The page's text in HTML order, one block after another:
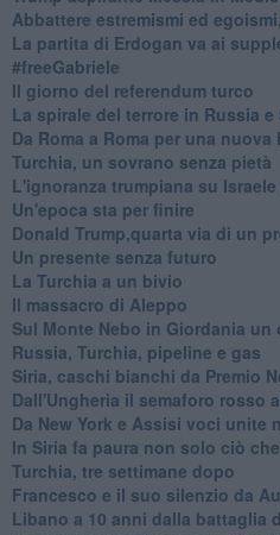
Abbattere estremismi ed
La partita di Erdogan va ai
#freeGabriele
Il giorno del referendum turco
La spirale del terrore in Russia e
Da Roma a Roma per una nuova
Turchia, un sovrano senza pietà
L'ignoranza trumpiana su
Un'epoca sta per finire
Donald Trump,quarta via di un
Un presente senza futuro
La Turchia a un bivio
Il massacro di Aleppo
Sul Monte Nebo in Giordania un
Russia, Turchia, pipeline e gas
Siria, caschi bianchi da Premio
Dall'Ungheria il semaforo rosso
Da New York e Assisi voci unite
In Siria fa paura non solo ciò
Turchia, tre settimane dopo
Francesco e il suo silenzio da
Libano a 10 anni dalla battaglia